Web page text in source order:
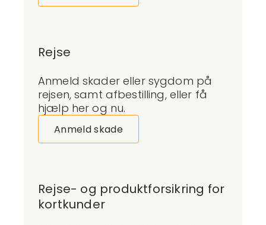
Rejse
Anmeld skader eller sygdom på
rejsen, samt afbestilling, eller få
hjælp her og nu.
Anmeld skade
Rejse- og produktforsikring for
kortkunder